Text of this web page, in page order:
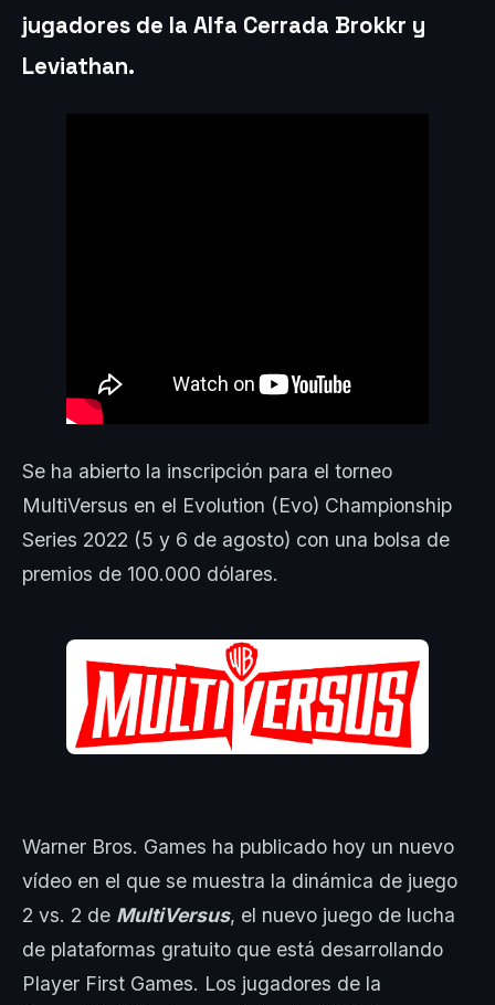
jugadores de la Alfa Cerrada Brokkr y
Leviathan.
Se ha abierto la inscripción para el torneo
MultiVersus en el Evolution (Evo) Championship
Series 2022 (5 y 6 de agosto) con una bolsa de
premios de 100.000 dólares.
Warner Bros. Games ha publicado hoy un nuevo
vídeo en el que se muestra la dinámica de juego
2 vs. 2 de MultiVersus, el nuevo juego de lucha
de plataformas gratuito que está desarrollando
Player First Games. Los jugadores de la